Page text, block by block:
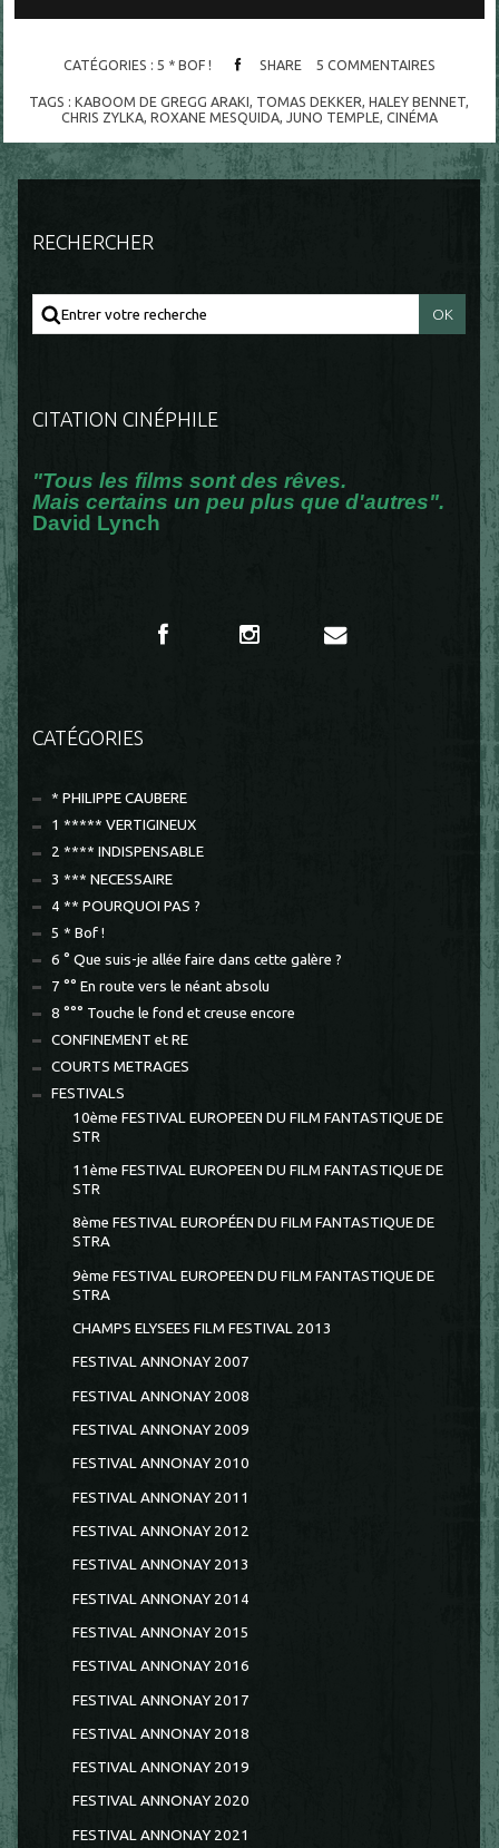
CATÉGORIES : 5 * BOF ! SHARE 5 COMMENTAIRES
TAGS :KABOOM DE GREGG ARAKI TOMAS DEKKER ,HALEY BENNET
CHRIS ZYLKA, ROXANE MESQUIDA, JUNO TEMPLE CINÉMA
RECHERCHER
CITATION CINÉPHILE
"Tous les films sont des rêves.
Mais certains un peu plus que d'autres".
David Lynch
CATÉGORIES
* PHILIPPE CAUBERE
1 ***** VERTIGINEUX
2 **** INDISPENSABLE
3 *** NECESSAIRE
4 ** POURQUOI PAS ?
5 * Bof !
6 ° Que suis-je allée faire dans cette galère ?
7 °° En route vers le néant absolu
8 °°° Touche le fond et creuse encore
CONFINEMENT et RE
COURTS METRAGES
FESTIVALS
10ème FESTIVAL EUROPEEN DU FILM FANTASTIQUE DE
STR
11ème FESTIVAL EUROPEEN DU FILM FANTASTIQUE DE
STR
8ème FESTIVAL EUROPÉEN DU FILM FANTASTIQUE DE
STRA
9ème FESTIVAL EUROPEEN DU FILM FANTASTIQUE DE
STRA
CHAMPS ELYSEES FILM FESTIVAL 2013
FESTIVAL ANNONAY 2007
FESTIVAL ANNONAY 2008
FESTIVAL ANNONAY 2009
FESTIVAL ANNONAY 2010
FESTIVAL ANNONAY 2011
FESTIVAL ANNONAY 2012
FESTIVAL ANNONAY 2013
FESTIVAL ANNONAY 2014
FESTIVAL ANNONAY 2015
FESTIVAL ANNONAY 2016
FESTIVAL ANNONAY 2017
FESTIVAL ANNONAY 2018
FESTIVAL ANNONAY 2019
FESTIVAL ANNONAY 2020
FESTIVAL ANNONAY 2021